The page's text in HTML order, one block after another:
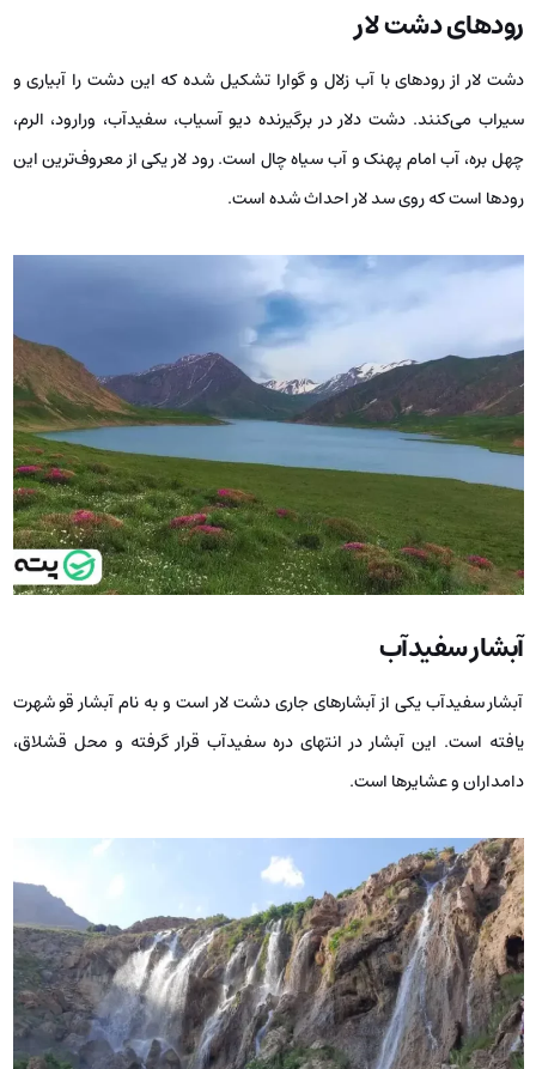
رودهای دشت لار
دشت لار از رود‌های با آب زلال و گوارا تشکیل شده که این دشت را آبیاری و
سیراب می‌کنند. دشت دلار در برگیرنده دیو آسیاب، سفید‌آب، ورارود، الرم،
چهل بره، آب امام پهنک و آب سیاه چال است. رود لار یکی از معروف‌ترین این
رودها است که روی سد لار احداث شده است.
آبشار سفیدآب
آبشار سفیدآب یکی از آبشارهای جاری دشت لار است و به نام آبشار قو شهرت
یافته است. این آبشار در انتهای دره سفیدآب قرار گرفته و محل قشلاق،
دامداران و عشایرها است.